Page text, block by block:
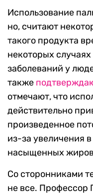
Использование
но, считают
такого продукта
некоторых
заболеваний у
также
отмечают, что
действительно
произведенное
из-за увеличения
насыщенных
Со сторонниками
не все. Профессор